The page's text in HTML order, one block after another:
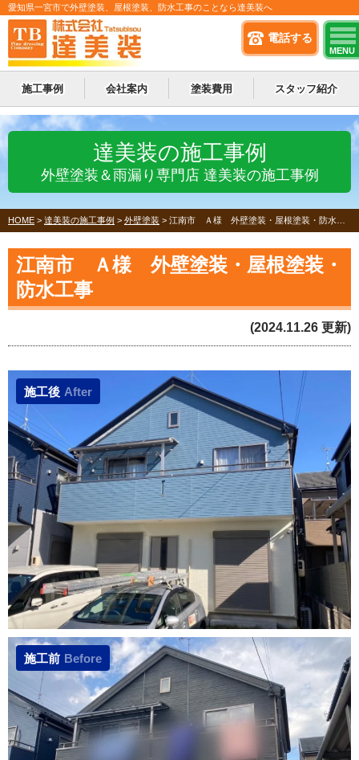
電話する
MENU
愛知県一宮市で外壁塗装、屋根塗装、防水工事のことなら達美装へ
施工事例 会社案内 塗装費用 スタッフ紹介
達美装の施工事例
外壁塗装＆雨漏り専門店 達美装の施工事例
HOME > 達美装の施工事例 > 外壁塗装 > 江南市 Ａ様 外壁塗装・屋根塗装・防水工事
江南市 Ａ様 外壁塗装・屋根塗装・
防水工事
(2024.11.26 更新)
施工後 After
施工前 Before